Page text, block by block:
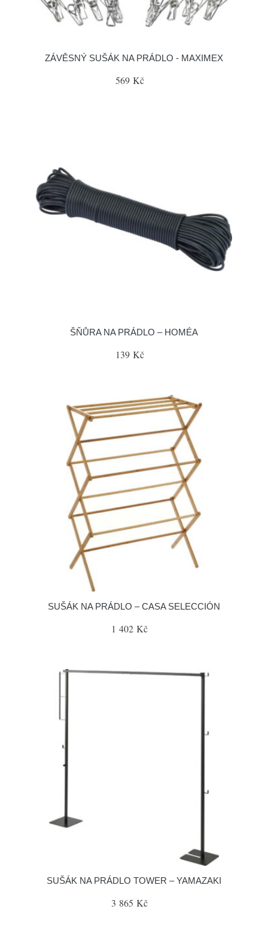
ZÁVĚSNÝ SUŠÁK NA PRÁDLO - MAXIMEX
569 Kč
ŠŇŮRA NA PRÁDLO – HOMÉA
139 Kč
SUŠÁK NA PRÁDLO – CASA SELECCIÓN
1 402 Kč
SUŠÁK NA PRÁDLO TOWER – YAMAZAKI
3 865 Kč